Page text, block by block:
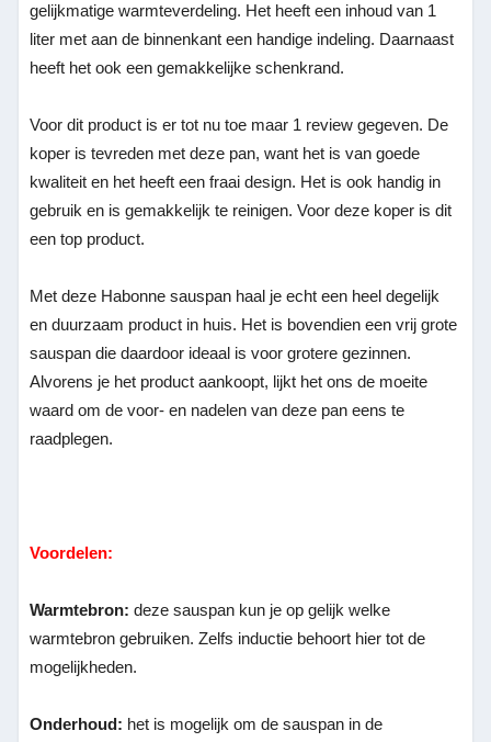
gelijkmatige warmteverdeling. Het heeft een inhoud van 1
liter met aan de binnenkant een handige indeling. Daarnaast
heeft het ook een gemakkelijke schenkrand.
Voor dit product is er tot nu toe maar 1 review gegeven. De
koper is tevreden met deze pan, want het is van goede
kwaliteit en het heeft een fraai design. Het is ook handig in
gebruik en is gemakkelijk te reinigen. Voor deze koper is dit
een top product.
Met deze Habonne sauspan haal je echt een heel degelijk
en duurzaam product in huis. Het is bovendien een vrij grote
sauspan die daardoor ideaal is voor grotere gezinnen.
Alvorens je het product aankoopt, lijkt het ons de moeite
waard om de voor- en nadelen van deze pan eens te
raadplegen.
Voordelen:
Warmtebron:deze sauspan kun je op gelijk welke
warmtebron gebruiken. Zelfs inductie behoort hier tot de
mogelijkheden.
Onderhoud: het is mogelijk om de sauspan in de